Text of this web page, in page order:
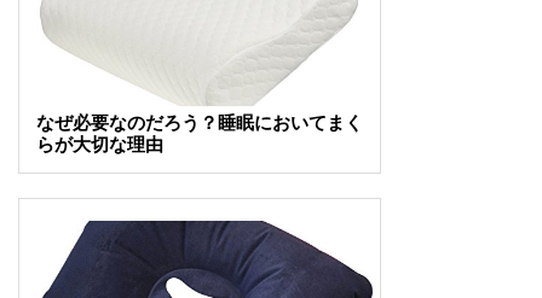
なぜ必要なのだろう？睡眠においてまく
らが大切な理由